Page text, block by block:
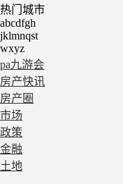
热门城市
abcdfgh
jklmnqst
wxyz
pa九游会
房产快讯
房产圈
市场
政策
金融
土地